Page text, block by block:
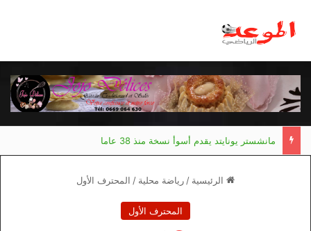
مانشستر يونايتد يقدم أسوأ نسخة منذ 38 عاما
الرئيسية /رياضة محلية / المحترف الأول
المحترف الأول